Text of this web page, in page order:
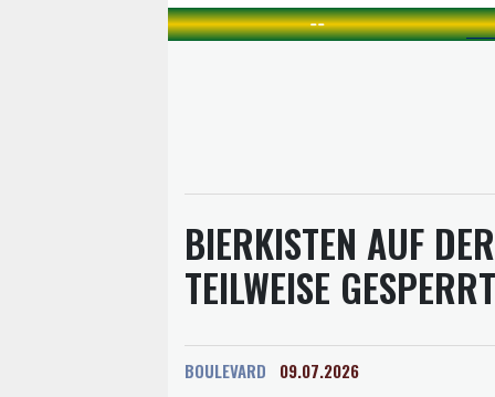
Frankfurt am Main
30 °C
--
BIERKISTEN AUF
TEILWEISE GESPERRT
BOULEVARD 09.07.2026